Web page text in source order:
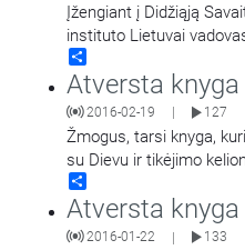
Įžengiant į Didžiąją
instituto Lietuvai
Laidos vedėjas kun.
Atversta knyga
2016-02-19 127
Žmogus, tarsi knyga,
su Dievu ir tikėjimo
yra atverčiama
Atversta knyga
2016-01-22 | 133